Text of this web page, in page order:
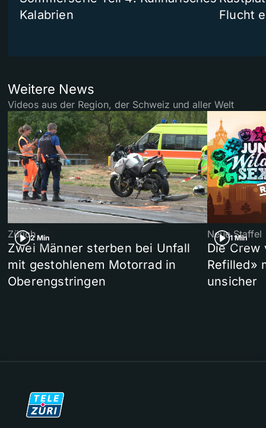
Kalabrien
Flucht
Weitere News
Videos aus der Region, der Schweiz und aller Welt
2 Min
Zürich
Zwei Männer sterben bei Unfall
mit gestohlenem Motorrad in
Oberengstringen
1 Min
Neue Staffel
Die Crew
Refilled»
unsicher